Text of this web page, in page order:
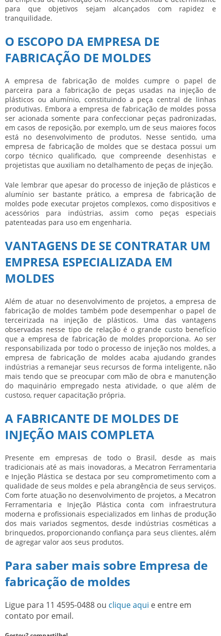
para que objetivos sejam alcançados com rapidez e
tranquilidade.
O ESCOPO DA EMPRESA DE
FABRICAÇÃO DE MOLDES
Aempresa de fabricação de moldes cumpre o papel de
parceira para a fabricação de peças usadas na injeção de
plásticos ou alumínio, constituindo a peça central de linhas
produtivas. Embora aempresa de fabricação de moldes possa
ser acionada somente para confeccionar peças padronizadas,
em casos de reposição, por exemplo, um de seus maiores focos
está no desenvolvimento de produtos. Nesse sentido, uma
empresa de fabricação de moldes que se destaca possui um
corpo técnico qualificado, que compreende desenhistas e
projetistas que auxiliam no detalhamento de peças de injeção.
Vale lembrar que apesar do processo de injeção de plásticos e
alumínio ser bastante prático, a empresa de fabricação de
moldes pode executar projetos complexos, como dispositivos e
acessórios para indústrias, assim como peças especiais
patenteadas para uso em engenharia.
VANTAGENS DE SE CONTRATAR UM
EMPRESA ESPECIALIZADA EM
MOLDES
Além de atuar no desenvolvimento de projetos, aempresa de
fabricação de moldes também pode desempenhar o papel de
terceirizada na injeção de plásticos. Uma das vantagens
observadas nesse tipo de relação é o grande custo benefício
que a empresa de fabricação de moldes proporciona. Ao ser
responsabilizada por todo o processo de injeção nos moldes, a
empresa de fabricação de moldes acaba ajudando grandes
indústrias a remanejar seus recursos de forma inteligente, não
mais tendo que se preocupar com mão de obra e manutenção
do maquinário empregado nesta atividade, o que além de
custoso, requer capacitação própria.
A FABRICANTE DE MOLDES DE
INJEÇÃO MAIS COMPLETA
Presente em empresas de todo o Brasil, desde as mais
tradicionais até as mais inovadoras, a Mecatron Ferramentaria
e Injeção Plástica se destaca por seu comprometimento com a
qualidade de seus moldes e pela abrangência de seus serviços.
Com forte atuação no desenvolvimento de projetos, a Mecatron
Ferramentaria e Injeção Plástica conta com infraestrutura
moderna e profissionais especializados em linhas de produção
dos mais variados segmentos, desde indústrias cosméticas a
brinquedos, proporcionando confiança para seus clientes, além
de agregar valor aos seus produtos.
Para saber mais sobre Empresa de
fabricação de moldes
Ligue para 11 4595-0488 ou clique aqui e entre em
contato por email.